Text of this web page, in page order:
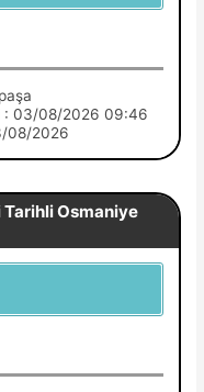
: 03/08/2026 09:46
08/2026
Osmaniye